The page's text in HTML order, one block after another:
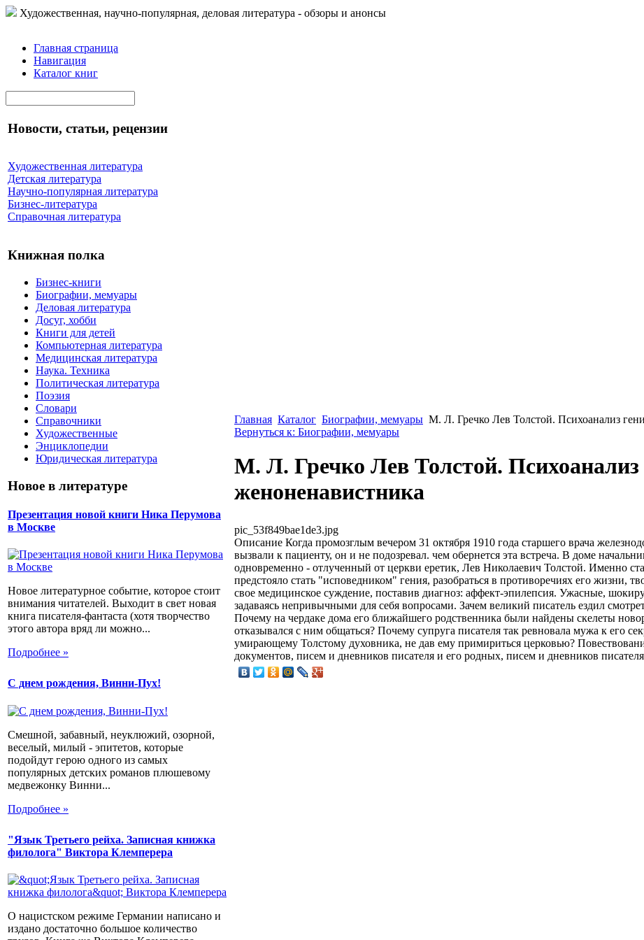
Художественная, научно-популярная, деловая литература - обзоры и анонсы
Главная страница
Навигация
Каталог книг
Новости, статьи, рецензии
Художественная литература
Детская литература
Научно-популярная литература
Бизнес-литература
Справочная литература
Книжная полка
Бизнес-книги
Биографии, мемуары
Деловая литература
Досуг, хобби
Книги для детей
Компьютерная литература
Медицинская литература
Наука. Техника
Политическая литература
Поэзия
Словари
Справочники
Художественные
Энциклопедии
Юридическая литература
Новое в литературе
Презентация новой книги Ника Перумова
в Москве
Новое литературное событие, которое стоит
внимания читателей. Выходит в свет новая
книга писателя-фантаста (хотя творчество
этого автора вряд ли можно...
Подробнее »
С днем рождения, Винни-Пух!
Смешной, забавный, неуклюжий, озорной,
веселый, милый - эпитетов, которые
подойдут герою одного из самых
популярных детских романов плюшевому
медвежонку Винни...
Подробнее »
"Язык Третьего рейха. Записная книжка
филолога" Виктора Клемперера
О нацистском режиме Германии написано и
издано достаточно большое количество
Главная Каталог Биографии, мемуары М. Л. Гречко Лев Толстой. Психоанализ
Вернуться к: Биографии, мемуары
М. Л. Гречко Лев Толстой. Психоанализ
женоненавистника
pic_53f849bae1de3.jpg
Описание Когда промозглым вечером 31 октября 1910 года старшего врача
вызвали к пациенту, он и не подозревал. чем обернется эта встреча. В доме
одновременно - отлученный от церкви еретик, Лев Николаевич Толстой. Именно
предстояло стать "исповедником" гения, разобраться в противоречиях его жизни,
свое медицинское суждение, поставив диагноз: аффект-эпилепсия. Ужасные,
задаваясь непривычными для себя вопросами. Зачем великий писатель ездил
Почему на чердаке дома его ближайшего родственника были найдены скелеты
отказывался с ним общаться? Почему супруга писателя так ревновала мужа к его
умирающему Толстому духовника, не дав ему примириться церковью?
документов, писем и дневников писателя и его родных, писем и дневников